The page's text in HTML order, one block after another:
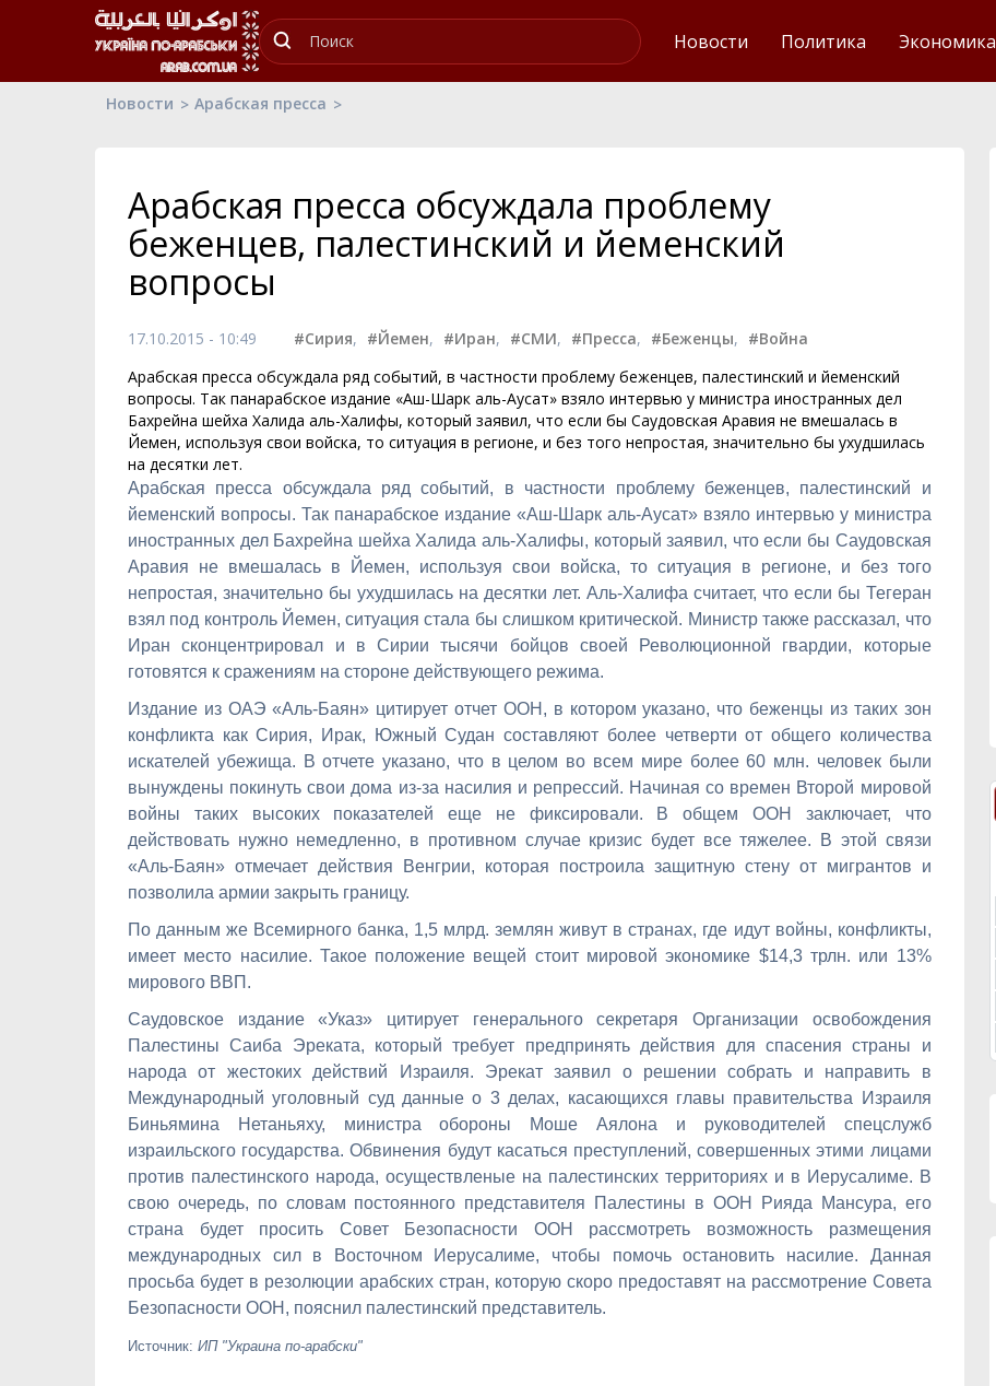
Новости Политика Экономика
Новости Арабская пресса
Арабская пресса обсуждала проблему
беженцев, палестинский и йеменский
вопросы
17.10.2015 - 10:49 #Сирия, #Йемен, #Иран, #СМИ, #Пресса, #Беженцы, #Война
Арабская пресса обсуждала ряд событий, в частности проблему беженцев, палестинский и йеменский
вопросы. Так панарабское издание «Аш-Шарк аль-Аусат» взяло интервью у министра иностранных дел
Бахрейна шейха Халида аль-Халифы, который заявил, что если бы Саудовская Аравия не вмешалась в
Йемен, используя свои войска, то ситуация в регионе, и без того непростая, значительно бы ухудшилась
на десятки лет.
Арабская пресса обсуждала ряд событий, в частности проблему беженцев, палестинский и
йеменский вопросы. Так панарабское издание «Аш-Шарк аль-Аусат» взяло интервью у министра
иностранных дел Бахрейна шейха Халида аль-Халифы, который заявил, что если бы Саудовская
Аравия не вмешалась в Йемен, используя свои войска, то ситуация в регионе, и без того
непростая, значительно бы ухудшилась на десятки лет. Аль-Халифа считает, что если бы Тегеран
взял под контроль Йемен, ситуация стала бы слишком критической. Министр также рассказал, что
Иран сконцентрировал и в Сирии тысячи бойцов своей Революционной гвардии, которые
готовятся к сражениям на стороне действующего режима.
Издание из ОАЭ «Аль-Баян» цитирует отчет ООН, в котором указано, что беженцы из таких зон
конфликта как Сирия, Ирак, Южный Судан составляют более четверти от общего количества
искателей убежища. В отчете указано, что в целом во всем мире более 60 млн. человек были
вынуждены покинуть свои дома из-за насилия и репрессий. Начиная со времен Второй мировой
войны таких высоких показателей еще не фиксировали. В общем ООН заключает, что
действовать нужно немедленно, в противном случае кризис будет все тяжелее. В этой связи
«Аль-Баян» отмечает действия Венгрии, которая построила защитную стену от мигрантов и
позволила армии закрыть границу.
По данным же Всемирного банка, 1,5 млрд. землян живут в странах, где идут войны, конфликты,
имеет место насилие. Такое положение вещей стоит мировой экономике $14,3 трлн. или 13%
мирового ВВП.
Саудовское издание «Указ» цитирует генерального секретаря Организации освобождения
Палестины Саиба Эреката, который требует предпринять действия для спасения страны и
народа от жестоких действий Израиля. Эрекат заявил о решении собрать и направить в
Международный уголовный суд данные о 3 делах, касающихся главы правительства Израиля
Биньямина Нетаньяху, министра обороны Моше Аялона и руководителей спецслужб
израильского государства. Обвинения будут касаться преступлений, совершенных этими лицами
против палестинского народа, осуществленые на палестинских территориях и в Иерусалиме. В
свою очередь, по словам постоянного представителя Палестины в ООН Рияда Мансура, его
страна будет просить Совет Безопасности ООН рассмотреть возможность размещения
международных сил в Восточном Иерусалиме, чтобы помочь остановить насилие. Данная
просьба будет в резолюции арабских стран, которую скоро предоставят на рассмотрение Совета
Безопасности ООН, пояснил палестинский представитель.
Источник: ИП "Украина по-арабски"